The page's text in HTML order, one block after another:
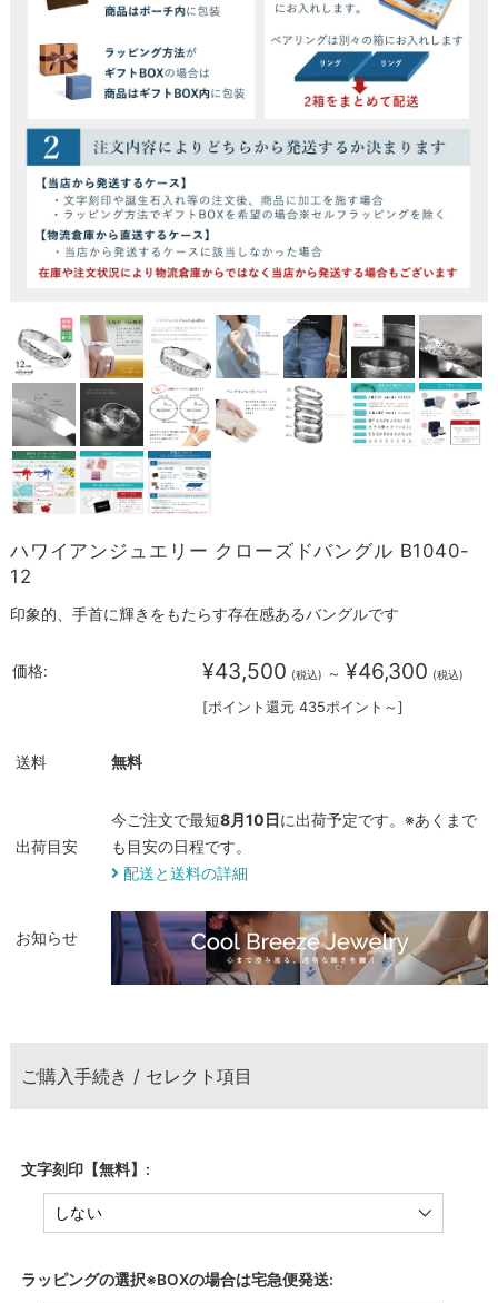
ハワイアンジュエリー クローズドバングル B1040-
12
印象的、手首に輝きをもたらす存在感あるバングルです
価格: ¥43,500 (税込) ～ ¥46,300 (税込)
[ポイント還元 435ポイント～]
送料 無料
出荷目安
今ご注文で最短8月10日に出荷予定です。※あくまで
も目安の日程です。
配送と送料の詳細
お知らせ
ご購入手続き / セレクト項目
文字刻印【無料】:
ラッピングの選択※BOXの場合は宅急便発送: